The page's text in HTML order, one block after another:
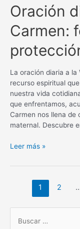
Oración
Carmen:
La oración diaria a la
recurso espiritual
nuestra vida
que enfrentamos,
Carmen nos llena
maternal. Descubre
Oración
a
Carmen:
fortaleza
Leer más »
Navegación
1 2